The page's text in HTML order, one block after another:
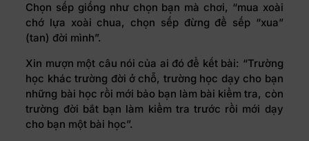
Chọn sếp giống như chọn bạn mà chơi, “mua xoài
chớ lựa xoài chua, chọn sếp đừng để sếp “xua”
(tan) đời mình”.
Xin mượn một câu nói của ai đó để kết bài: “Trường
học khác trường đời ở chỗ, trường học dạy cho bạn
những bài học rồi mới bảo bạn làm bài kiểm tra, còn
trường đời bắt bạn làm kiểm tra trước rồi mới dạy
cho bạn một bài học”.